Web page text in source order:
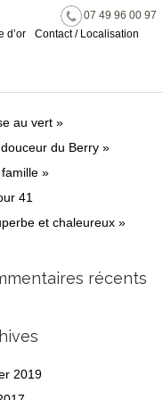
07 49 96 00 97
d’or Contact / Localisation
au vert »
du Berry »
»
41
et chaleureux »
récents
2019